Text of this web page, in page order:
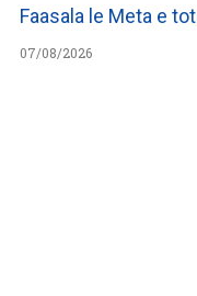
Faasala le Meta e
07/08/2026